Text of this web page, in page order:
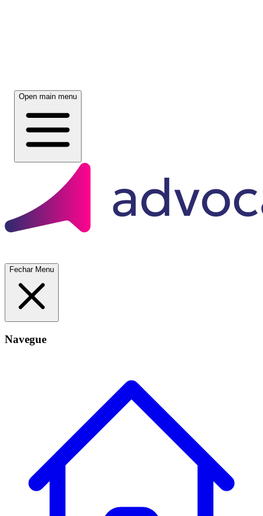
Open main menu
Fechar Menu
Navegue